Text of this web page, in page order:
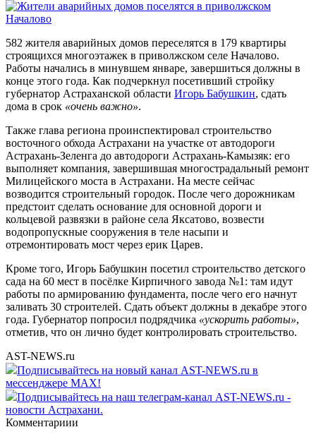
582 жителя аварийных домов переселятся в 179 квартиры
строящихся многоэтажек в приволжском селе Началово.
Работы начались в минувшем январе, завершиться должны в
конце этого года. Как подчеркнул посетивший стройку
губернатор Астраханской области Игорь Бабушкин, сдать
дома в срок «очень важно».
Также глава региона проинспектировал строительство
восточного обхода Астрахани на участке от автодороги
Астрахань-Зеленга до автодороги Астрахань-Камызяк: его
выполняет компания, завершившая многострадальный ремонт
Милицейского моста в Астрахани. На месте сейчас
возводится строительный городок. После чего дорожникам
предстоит сделать основание для основной дороги и
кольцевой развязки в районе села Яксатово, возвести
водопропускные сооружения в теле насыпи и
отремонтировать мост через ерик Царев.
Кроме того, Игорь Бабушкин посетил строительство детского
сада на 60 мест в посёлке Кирпичного завода №1: там идут
работы по армированию фундамента, после чего его начнут
заливать 30 строителей. Сдать объект должны в декабре этого
года. Губернатор попросил подрядчика «ускорить работы»,
отметив, что он лично будет контролировать строительство.
AST-NEWS.ru
Подписывайтесь на новый канал AST-NEWS.ru в
мессенджере MAX!
Подписывайтесь на наш телеграм-канал AST-NEWS.ru -
новости Астрахани.
Комментариии